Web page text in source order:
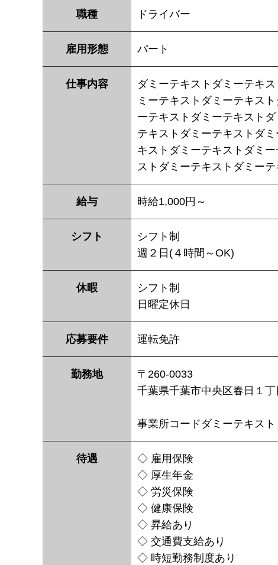
職種 ドライバー
雇用形態 パート
仕事内容
ダミーテキストダミーテキ
ミーテキストダミーテキス
ーテキストダミーテキスト
テキストダミーテキストダ
キストダミーテキストダミ
ストダミーテキストダミー
給与 時給1,000円～
シフト
シフト制
週２日(４時間～OK)
休暇
シフト制
日曜定休日
応募要件 運転免許
勤務地
〒260-0033
千葉県千葉市中央区春日１
事業所コードダミーテキスト
待遇
◇ 雇用保険
◇ 厚生年金
◇ 労災保険
◇ 健康保険
◇ 昇給あり
◇ 交通費支給あり
◇ 時短勤務制度あり